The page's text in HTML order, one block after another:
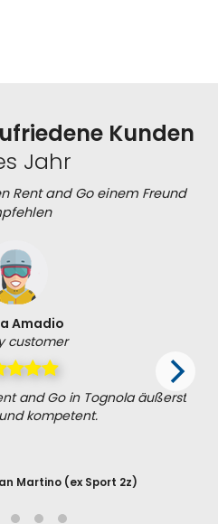
Kunden
Jahr
Rent and Go einem Freund
Amadio
customer
and Go in Tognola äußerst
kompetent.
Martino (ex Sport 2z)